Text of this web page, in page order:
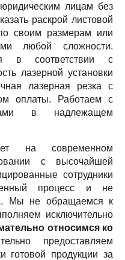
лицам без
раскрой листовой
своим размерам или
любой сложности.
в соответствии с
лазерной установки
лазерная резка с
оплаты. Работаем с
в надлежащем
на современном
с высочайшей
сотрудники
процесс и не
Мы не обращаемся к
исключительно
относимся ко
предоставляем
готовой продукции за